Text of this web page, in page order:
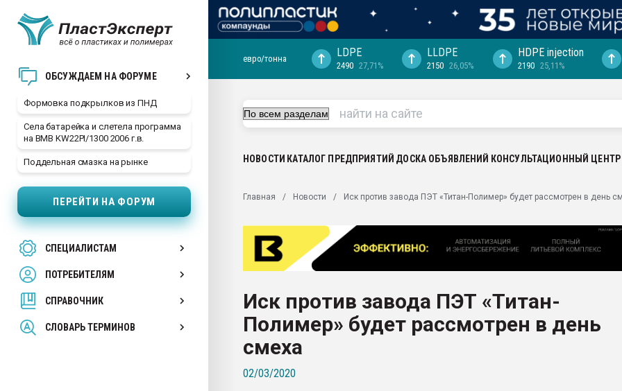
ОБСУЖДАЕМ НА ФОРУМЕ
Формовка подкрылков из ПНД
Села батарейка и слетела программа
на BMB KW22PI/1300 2006 г.в.
Поддельная смазка на рынке
ПЕРЕЙТИ НА ФОРУМ
СПЕЦИАЛИСТАМ
ПОТРЕБИТЕЛЯМ
СПРАВОЧНИК
СЛОВАРЬ ТЕРМИНОВ
29.07.2026 ФРП помог "Ижевскому
Вакуум-формовочные машины:
28.07.2026 Автоматизация выходит на
первый план в переработке
пластмасс
ситуацией на строительном рынке
Всё, что касается выдува ПЭТ
бутылок
ПЕРЕЙТИ НА ФОРУМ
евро/тонна LDPE
2490 27,71%
LLDPE
2150 26,05%
HDPE injection
2190 25,11%
НОВОСТИ КАТАЛОГ ПРЕДПРИЯТИЙ ДОСКА ОБЪЯВЛЕНИЙ КОНСУЛЬТАЦИОННЫЙ ЦЕНТР
Главная Новости Иск против завода ПЭТ «Титан-Полимер» будет рассмотрен в день
Иск против завода ПЭТ «Титан-
Полимер» будет рассмотрен в день
смеха
02/03/2020